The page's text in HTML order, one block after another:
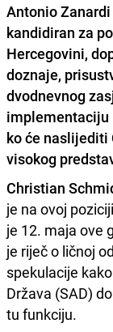
Antonio
kandidiran za
Hercegovini,
doznaje,
dvodnevnog
implementaciju
ko će naslijediti
visokog
Christian
je na ovoj
je 12. maja ove
je riječ o ličnoj
spekulacije
Država (SAD)
tu funkciju.